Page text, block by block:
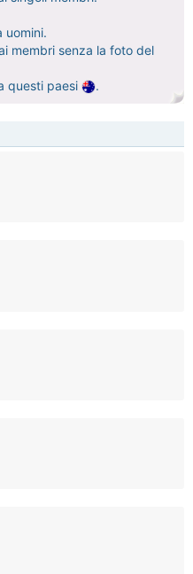
uomini.
membri senza la foto del
questi paesi
.